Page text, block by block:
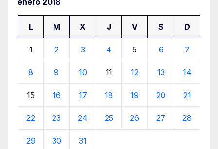
enero 2018
L M X J V S D
1 2 3 4 5 6 7
8 9 10 11 12 13 14
15 16 17 18 19 20 21
22 23 24 25 26 27 28
29 30 31